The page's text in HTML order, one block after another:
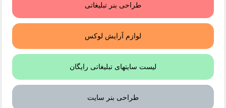
طراحی بنر تبلیغاتی
لوازم آرایش لوکس
لیست سایتهای تبلیغاتی رایگان
طراحی بنر سایت